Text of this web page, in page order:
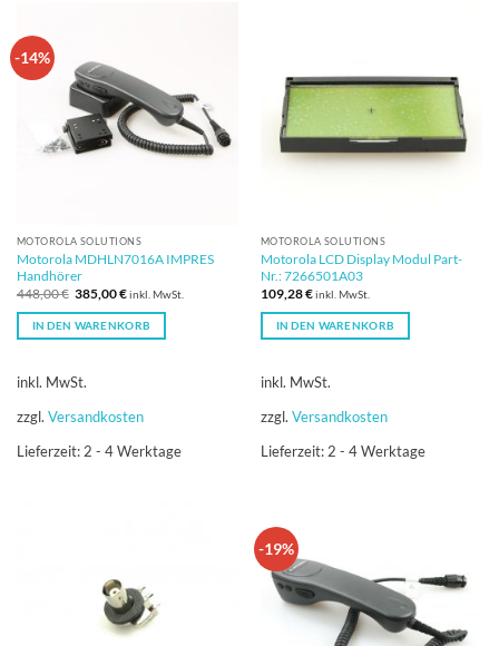
-14%
MOTOROLA SOLUTIONS
Motorola MDHLN7016A IMPRES
Handhörer
448,00€ Ursprünglicher
Preis
war:
448,00 €
385,00€Aktueller
ist:
385,00 €.
inkl. MwSt.
IN DEN WARENKORB
inkl. MwSt.
zzgl. Versandkosten
Lieferzeit:2 - 4 Werktage
MOTOROLA SOLUTIONS
Motorola LCD Display Modul Part-
Nr.: 7266501A03
109,28€inkl. MwSt.
IN DEN WARENKORB
inkl. MwSt.
zzgl. Versandkosten
Lieferzeit:2 - 4 Werktage
-19%